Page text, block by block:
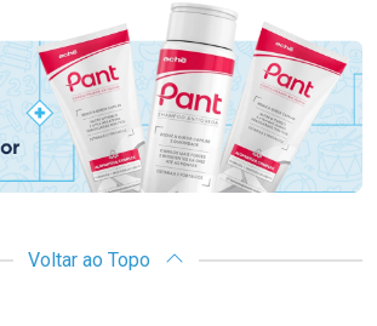
Destaque
Voltar ao Topo